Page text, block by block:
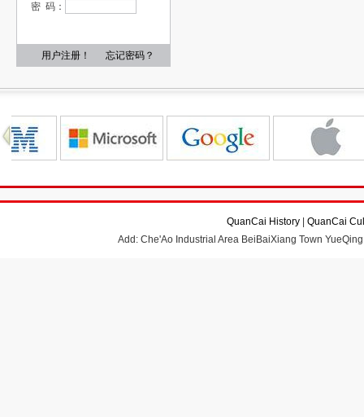
密 码：
用户注册！ 忘记密码？
QuanCai History
QuanCai
Add: Che'Ao Industrial Area BeiBaiXiang Town